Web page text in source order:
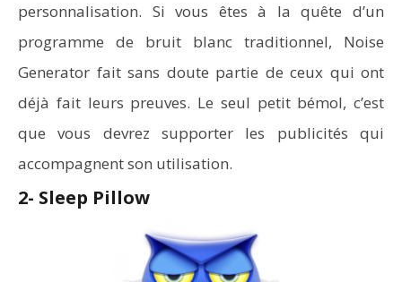
personnalisation. Si vous êtes à la quête d’un
programme de bruit blanc traditionnel, Noise
Generator fait sans doute partie de ceux qui ont
déjà fait leurs preuves. Le seul petit bémol, c’est
que vous devrez supporter les publicités qui
accompagnent son utilisation.
2- Sleep Pillow